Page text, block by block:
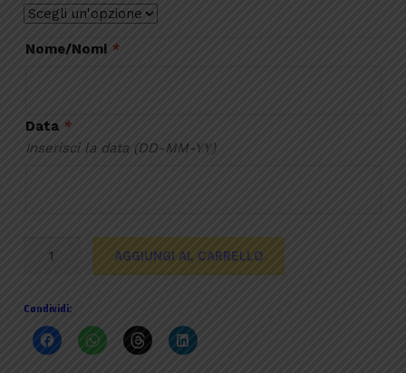
Nome/Nomi *
Data *
Inserisci la data (DD-MM-YY)
quantità
AGGIUNGI AL CARRELLO
Condividi: